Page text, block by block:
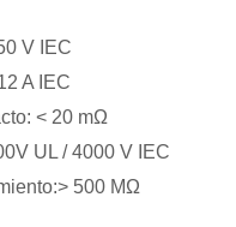
V IEC
A IEC
< 20 mΩ
UL / 4000 V IEC
500 MΩ